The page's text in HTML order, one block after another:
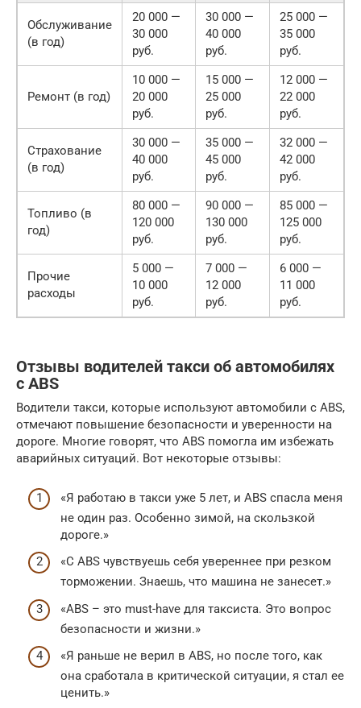
Обслуживание
(в год)
20 000 —
30 000
руб.
30 000 —
40 000
руб.
25 000 —
35 000
руб.
Ремонт (в год)
10 000 —
20 000
руб.
15 000 —
25 000
руб.
12 000 —
22 000
руб.
Страхование
(в год)
30 000 —
40 000
руб.
35 000 —
45 000
руб.
32 000 —
42 000
руб.
Топливо (в
год)
80 000 —
120 000
руб.
90 000 —
130 000
руб.
85 000 —
125 000
руб.
Прочие
расходы
5 000 —
10 000
руб.
7 000 —
12 000
руб.
6 000 —
11 000
руб.
Отзывы водителей такси об автомобилях
с ABS
Водители такси, которые используют автомобили с ABS,
отмечают повышение безопасности и уверенности на
дороге. Многие говорят, что ABS помогла им избежать
аварийных ситуаций. Вот некоторые отзывы:
«Я работаю в такси уже 5 лет, и ABS спасла меня
не один раз. Особенно зимой, на скользкой
дороге.»
«С ABS чувствуешь себя увереннее при резком
торможении. Знаешь, что машина не занесет.»
«ABS – это must-have для таксиста. Это вопрос
безопасности и жизни.»
«Я раньше не верил в ABS, но после того, как
она сработала в критической ситуации, я стал ее
ценить.»